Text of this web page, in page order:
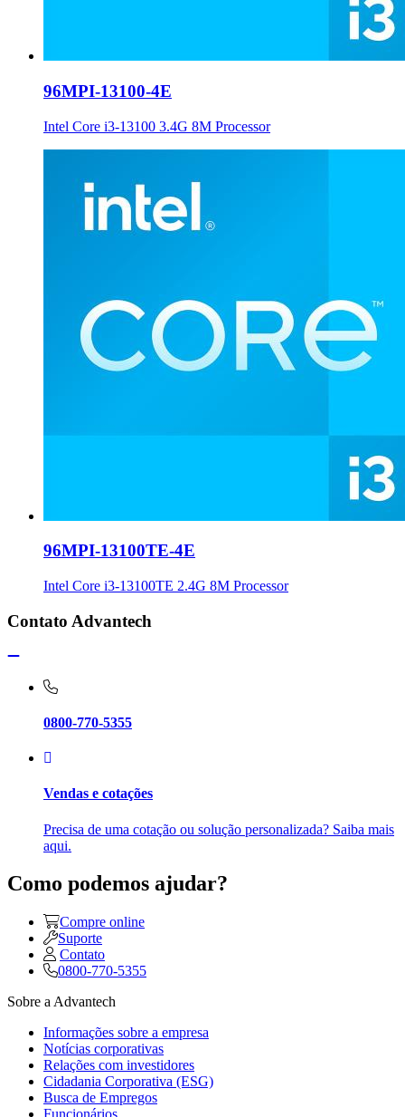
96MPI-13100-4E
Intel Core i3-13100 3.4G 8M Processor
96MPI-13100TE-4E
Intel Core i3-13100TE 2.4G 8M Processor
Contato Advantech
0800-770-5355
Vendas e cotações
Precisa de uma cotação ou solução personalizada? Saiba mais
aqui.
Como podemos ajudar?
Compre online
Suporte
Contato
0800-770-5355
Sobre a Advantech
Informações sobre a empresa
Notícias corporativas
Relações com investidores
Cidadania Corporativa (ESG)
Busca de Empregos